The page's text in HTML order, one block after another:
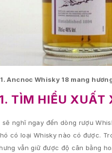
Ancnoc Whisky 18 mang
1. TÌM HIỂU XUẤT
nghĩ ngay đến dòng rượu
có loại Whisky nào có được.
vẫn giữ được độ cân bằng